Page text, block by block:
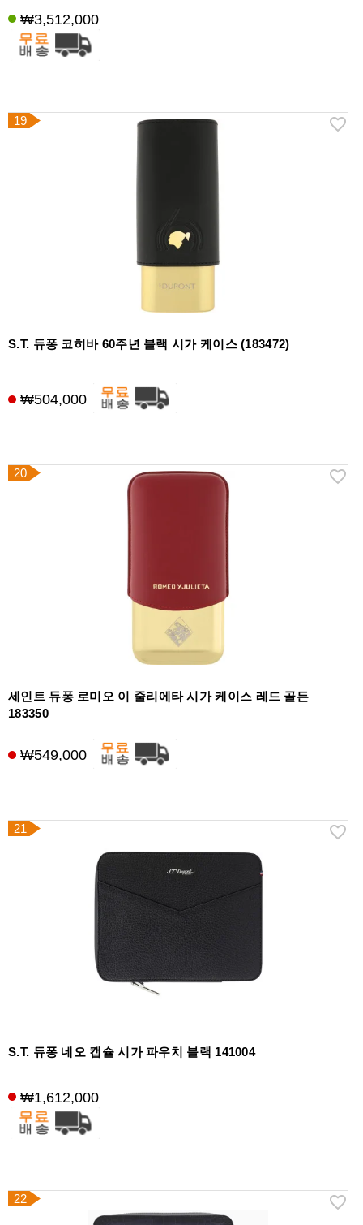
₩3,512,000
19
S.T. 듀퐁 코히바 60주년 블랙 시가 케이스 (183472)
₩504,000
20
세인트 듀퐁 로미오 이 줄리에타 시가 케이스 레드 골든
183350
₩549,000
21
S.T. 듀퐁 네오 캡슐 시가 파우치 블랙 141004
₩1,612,000
22